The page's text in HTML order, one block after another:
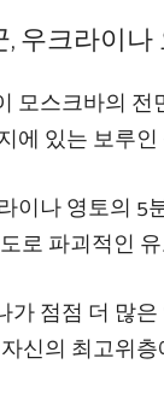
, 우크라이
모스크바의
에 있는 보루
이나 영토의 5
로 파괴적인
가 점점 더 많
신의 최고위